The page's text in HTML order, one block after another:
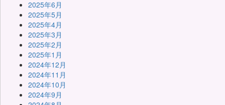
2025年6月
2025年5月
2025年4月
2025年3月
2025年2月
2025年1月
2024年12月
2024年11月
2024年10月
2024年9月